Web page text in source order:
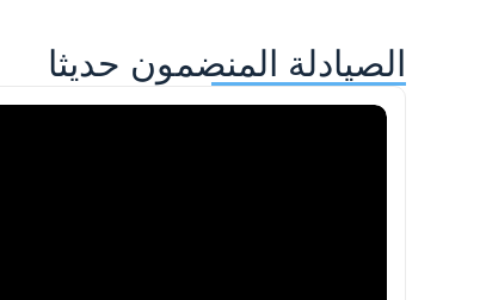
الصيادلة المنضمون حديثا